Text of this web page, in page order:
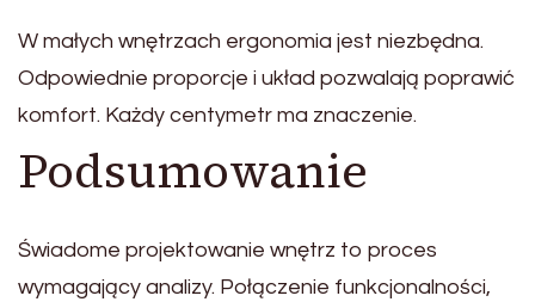
W małych wnętrzach ergonomia jest niezbędna.
Odpowiednie proporcje i układ pozwalają poprawić
komfort. Każdy centymetr ma znaczenie.
Podsumowanie
Świadome projektowanie wnętrz to proces
wymagający analizy. Połączenie funkcjonalności,